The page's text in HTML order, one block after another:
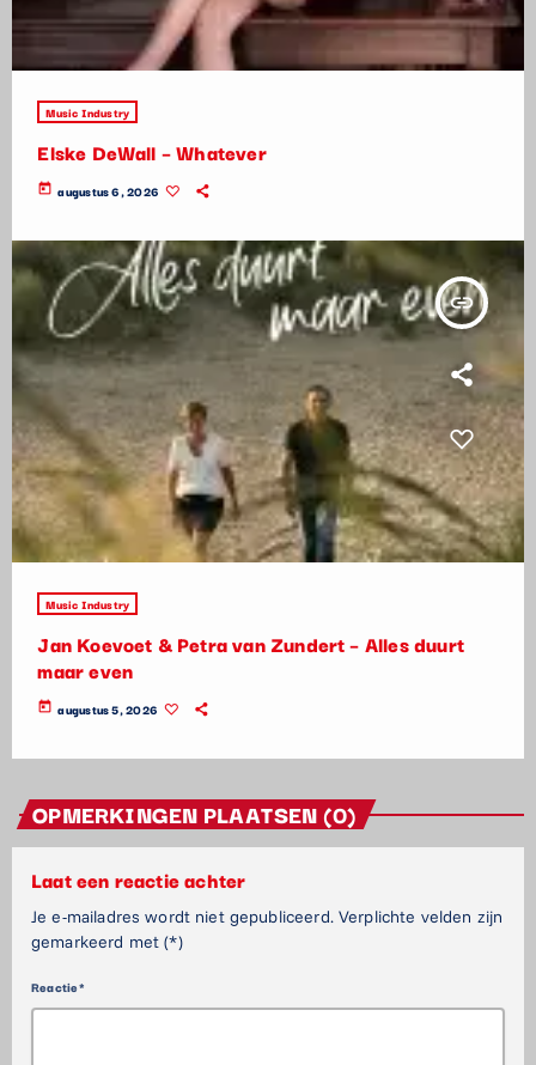
Music Industry
Elske DeWall – Whatever
today augustus 6, 2026
insert_link
Music Industry
Jan Koevoet & Petra van Zundert – Alles duurt
maar even
today augustus 5, 2026
OPMERKINGEN PLAATSEN (0)
Laat een reactie achter
Je e-mailadres wordt niet gepubliceerd. Verplichte velden zijn
gemarkeerd met (*)
Reactie*